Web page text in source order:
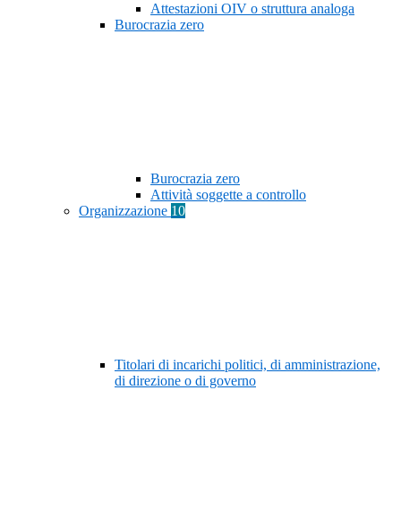
Attestazioni OIV o struttura analoga
Burocrazia zero
Burocrazia zero
Attività soggette a controllo
Organizzazione 10
Titolari di incarichi politici, di amministrazione,
di direzione o di governo